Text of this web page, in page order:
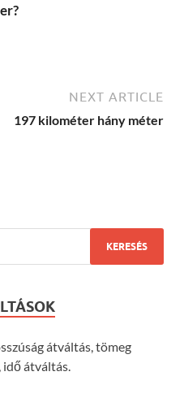
NEXT ARTICLE
197 kilométer hány méter
átváltás, tömeg
átváltás.